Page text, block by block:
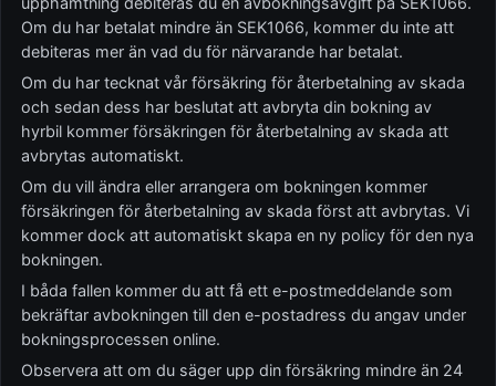
Om du har betalat mindre än SEK1066, kommer du inte att
debiteras mer än vad du för närvarande har betalat.
Om du har tecknat vår försäkring för återbetalning av skada
och sedan dess har beslutat att avbryta din bokning av
hyrbil kommer försäkringen för återbetalning av skada att
avbrytas automatiskt.
Om du vill ändra eller arrangera om bokningen kommer
försäkringen för återbetalning av skada först att avbrytas. Vi
kommer dock att automatiskt skapa en ny policy för den nya
bokningen.
I båda fallen kommer du att få ett e-postmeddelande som
bekräftar avbokningen till den e-postadress du angav under
bokningsprocessen online.
Observera att om du säger upp din försäkring mindre än 24